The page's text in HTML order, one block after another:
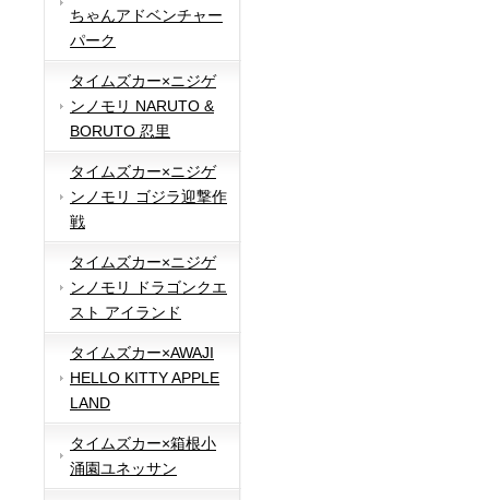
ちゃんアドベンチャー
パーク
タイムズカー×ニジゲ
ンノモリ NARUTO &
BORUTO 忍里
タイムズカー×ニジゲ
ンノモリ ゴジラ迎撃作
戦
タイムズカー×ニジゲ
ンノモリ ドラゴンクエ
スト アイランド
タイムズカー×AWAJI
HELLO KITTY APPLE
LAND
タイムズカー×箱根小
涌園ユネッサン